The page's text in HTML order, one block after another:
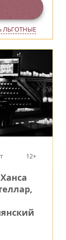
ЛЬГОТНЫЕ
12+